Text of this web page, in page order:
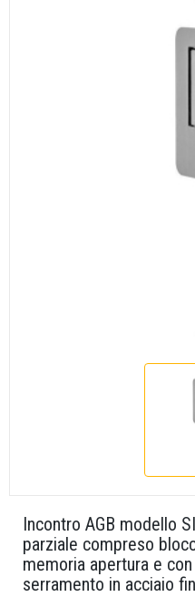
Incontro AGB modello
parziale compreso
memoria apertura e
serramento in acciaio